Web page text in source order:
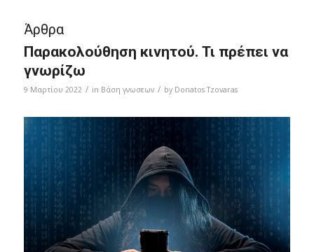
Άρθρα
Παρακολούθηση κινητού. Τι πρέπει να
γνωρίζω
9 Μαρτίου 2022 / in Bάση γνωσεων / by Donatos Tzovaras